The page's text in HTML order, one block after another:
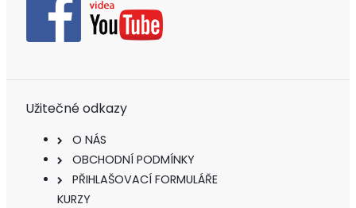
Užitečné odkazy
O NÁS
OBCHODNÍ PODMÍNKY
PŘIHLAŠOVACÍ FORMULÁŘE
KURZY